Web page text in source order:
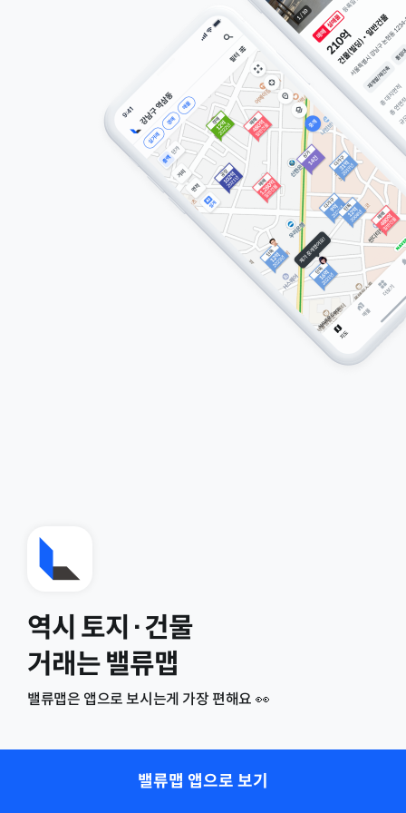
역시 토지·건물
거래는 밸류맵
밸류맵은 앱으로 보시는게 가장 편해요 👀
밸류맵 앱으로 보기